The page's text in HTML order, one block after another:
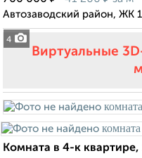
4
Автозаводский район, ЖК
Виртуальные
Комната в 4-к